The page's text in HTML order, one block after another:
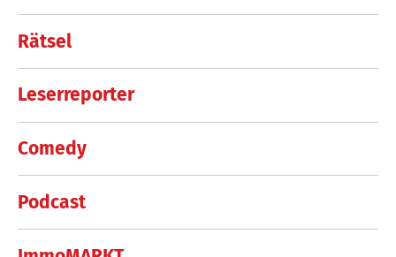
Rätsel
Leserreporter
Comedy
Podcast